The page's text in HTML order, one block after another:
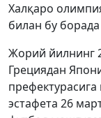
Халқаро
билан бу
Жорий йилнинг
Грециядан
эстафета 26